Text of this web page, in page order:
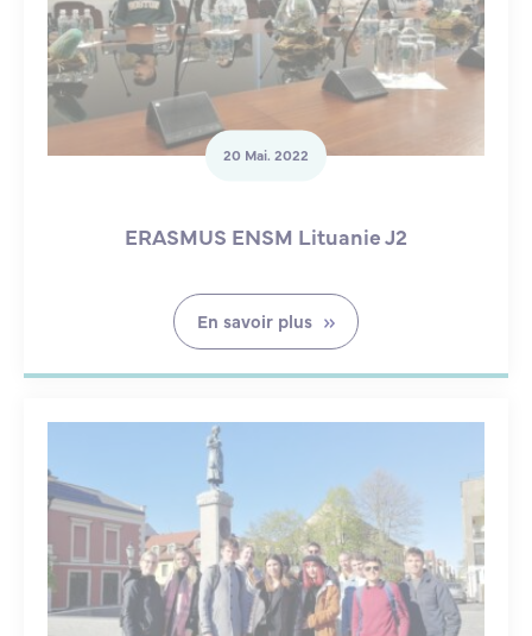
20 Mai. 2022
ERASMUS ENSM Lituanie J2
En savoir plus